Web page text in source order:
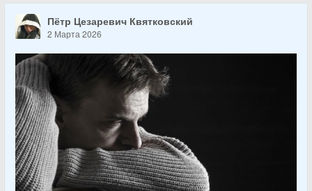
Пётр Цезаревич Квятковский
2 Марта 2026